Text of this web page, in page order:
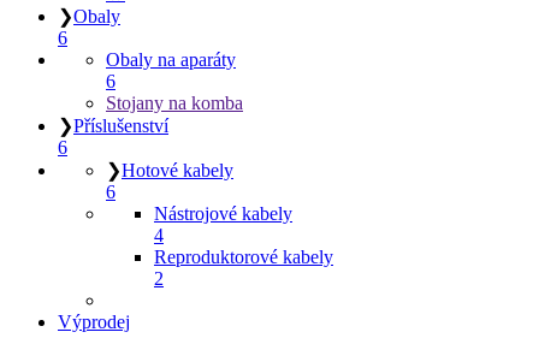
❯Obaly
6
Obaly na aparáty
6
Stojany na komba
❯Příslušenství
6
❯Hotové kabely
6
Nástrojové kabely
4
Reproduktorové kabely
2
Výprodej